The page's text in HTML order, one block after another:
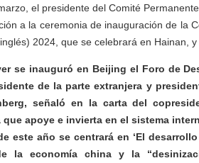
el presidente del Comité
a la ceremonia de inauguración de la
2024, que se celebrará en Hainan,
se inauguró en Beijing el Foro de
de la parte extranjera y
señaló en la carta del
que apoye e invierta en el sistema
este año se centrará en ‘El
la economía china y la